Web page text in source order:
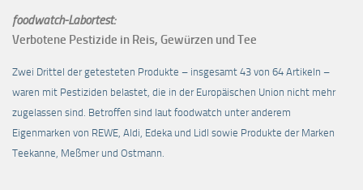
foodwatch-Labortest:
Verbotene Pestizide in Reis, Gewürzen und Tee
Zwei Drittel der getesteten Produkte – insgesamt 43 von 64 Artikeln –
waren mit Pestiziden belastet, die in der Europäischen Union nicht mehr
zugelassen sind. Betroffen sind laut foodwatch unter anderem
Eigenmarken von REWE, Aldi, Edeka und Lidl sowie Produkte der Marken
Teekanne, Meßmer und Ostmann.